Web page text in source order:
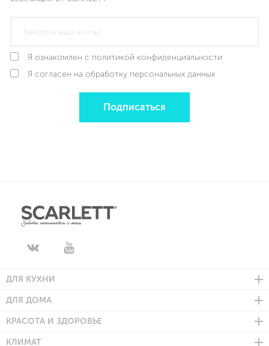
Я ознакомлен с политикой конфиденциальности
Я согласен на обработку персональных данных
Подписаться
ДЛЯ КУХНИ
ДЛЯ ДОМА
КРАСОТА И ЗДОРОВЬЕ
КЛИМАТ